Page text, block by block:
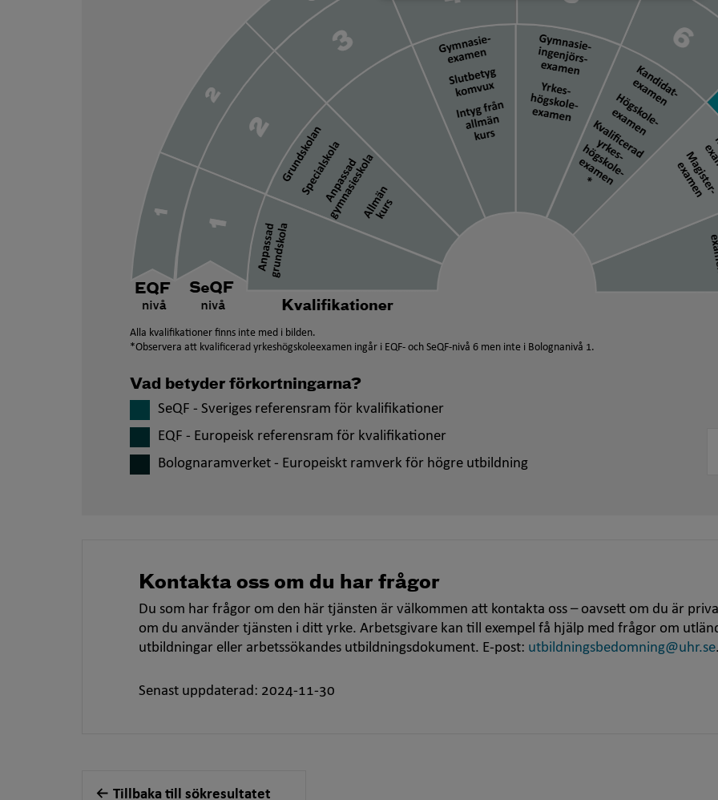
Alla kvalifikationer finns inte med i bilden.
*Observera att kvalificerad yrkeshögskoleexamen ingår i EQF- och SeQF-nivå 6 men inte i Bolognanivå 1.
Vad betyder förkortningarna?
SeQF - Sveriges referensram för kvalifikationer
EQF - Europeisk referensram för kvalifikationer
Bolognaramverket - Europeiskt ramverk för högre utbildning
Kontakta oss om du har frågor
Du som har frågor om den här tjänsten är välkommen att kontakta oss – oavsett om du är
om du använder tjänsten i ditt yrke. Arbetsgivare kan till exempel få hjälp med frågor om
utbildningar eller arbetssökandes utbildningsdokument. E-post: utbildningsbedomning@uhr.se.
Senast uppdaterad: 2024-11-30
Tillbaka till sökresultatet